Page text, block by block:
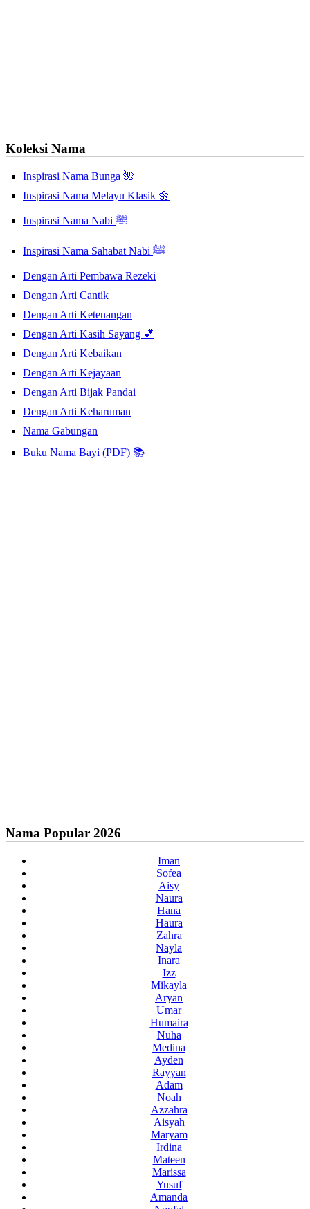
Koleksi Nama
Inspirasi Nama Bunga 🌺
Inspirasi Nama Melayu Klasik 🌼
Inspirasi Nama Nabi ﷺ
Inspirasi Nama Sahabat Nabi ﷺ
Dengan Arti Pembawa Rezeki
Dengan Arti Cantik
Dengan Arti Ketenangan
Dengan Arti Kasih Sayang 💕
Dengan Arti Kebaikan
Dengan Arti Kejayaan
Dengan Arti Bijak Pandai
Dengan Arti Keharuman
Nama Gabungan
Buku Nama Bayi (PDF) 📚
Nama Popular 2026
Iman
Sofea
Aisy
Naura
Hana
Haura
Zahra
Nayla
Inara
Izz
Mikayla
Aryan
Umar
Humaira
Nuha
Medina
Ayden
Rayyan
Adam
Noah
Azzahra
Aisyah
Maryam
Irdina
Mateen
Marissa
Yusuf
Amanda